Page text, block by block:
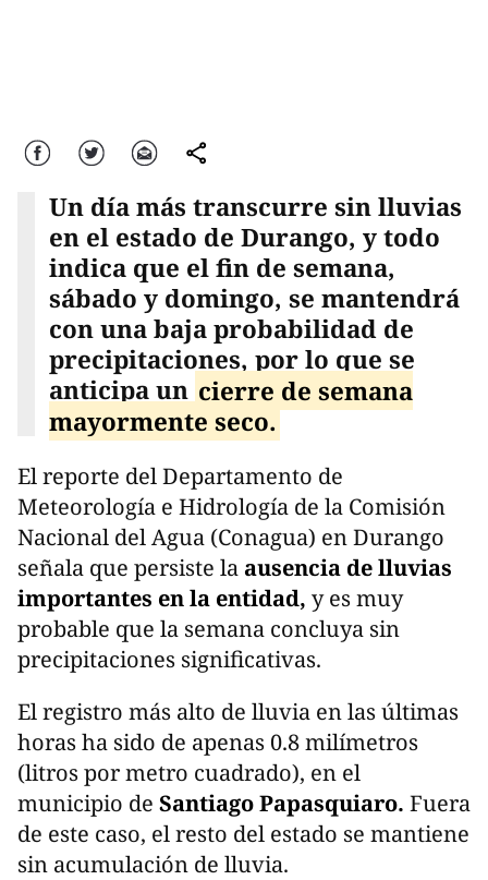
Facebook Twitter Correo comparte
Un día más transcurre sin lluvias
en el estado de Durango, y todo
indica que el fin de semana,
sábado y domingo, se mantendrá
con una baja probabilidad de
precipitaciones, por lo que se
anticipa un cierre de semana
mayormente seco.
El reporte del Departamento de
Meteorología e Hidrología de la Comisión
Nacional del Agua (Conagua) en Durango
señala que persiste la ausencia de lluvias
importantes en la entidad, y es muy
probable que la semana concluya sin
precipitaciones significativas.
El registro más alto de lluvia en las últimas
horas ha sido de apenas 0.8 milímetros
(litros por metro cuadrado), en el
municipio de Santiago Papasquiaro. Fuera
de este caso, el resto del estado se mantiene
sin acumulación de lluvia.